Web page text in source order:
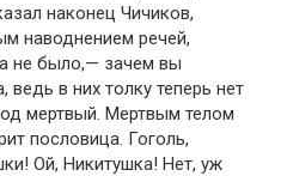
наконец Чичиков,
наводнением речей,
не было,— зачем вы
ведь в них толку теперь нет
мертвый. Мертвым телом
пословица. Гоголь,
Ой, Никитушка! Нет, уж